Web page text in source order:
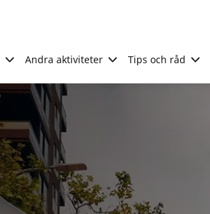
Andra aktiviteter Tips och råd